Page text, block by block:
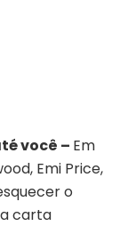
você – Em
Emi Price,
o
carta